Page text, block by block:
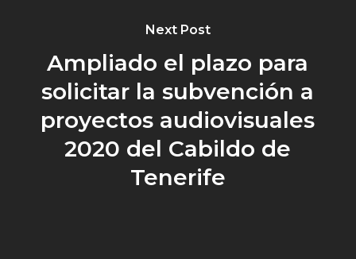
Next Post
Ampliado el plazo para
solicitar la subvención a
proyectos audiovisuales
2020 del Cabildo de
Tenerife